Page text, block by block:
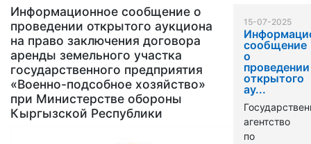
Информационное сообщение о
проведении открытого аукциона
на право заключения договора
аренды земельного участка
государственного предприятия
«Военно-подсобное хозяйство»
при Министерстве обороны
Кыргызской Республики
15-07-2025
сообщение
о
проведении
открытого
ау...
агентство
по